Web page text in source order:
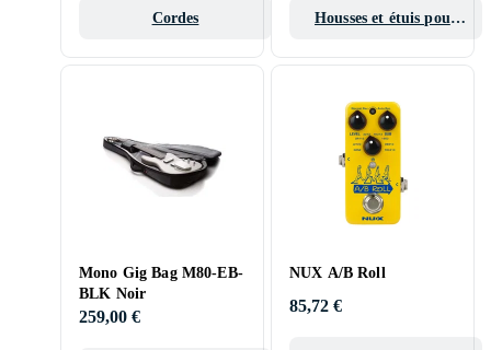
Cordes
Housses et étuis pour
Mono Gig Bag M80-EB-
BLK Noir
259,00 €
NUX A/B Roll
85,72 €